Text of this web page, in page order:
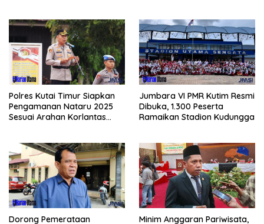
Polres Kutai Timur Siapkan
Pengamanan Nataru 2025
Sesuai Arahan Korlantas
Jumbara VI PMR Kutim Resmi
Dibuka, 1.300 Peserta
Ramaikan Stadion Kudungga
Dorong Pemerataan
Minim Anggaran Pariwisata,